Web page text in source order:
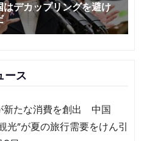
ース
新たな消費を創出 中国
光”が夏の旅行需要をけん引